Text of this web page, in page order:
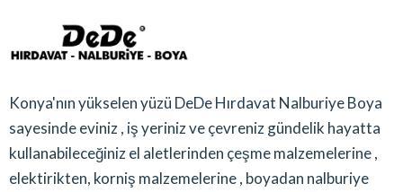
Konya'nın yükselen yüzü DeDe Hırdavat Nalburiye Boya
sayesinde eviniz , iş yeriniz ve çevreniz gündelik hayatta
kullanabileceğiniz el aletlerinden çeşme malzemelerine ,
elektirikten, korniş malzemelerine , boyadan nalburiye